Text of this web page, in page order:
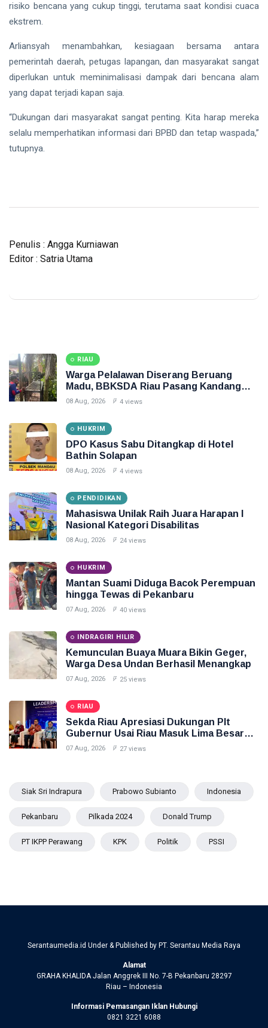
risiko bencana yang cukup tinggi, terutama saat kondisi cuaca
ekstrem.
Arliansyah menambahkan, kesiagaan bersama antara
pemerintah daerah, petugas lapangan, dan masyarakat sangat
diperlukan untuk meminimalisasi dampak dari bencana alam
yang dapat terjadi kapan saja.
“Dukungan dari masyarakat sangat penting. Kita harap mereka
selalu memperhatikan informasi dari BPBD dan tetap waspada,”
tutupnya.
Penulis : Angga Kurniawan
Editor : Satria Utama
RIAU
Warga Pelalawan Diserang Beruang
Madu, BBKSDA Riau Pasang Kandang
Jebak
08 Aug, 2026 4 views
HUKRIM
DPO Kasus Sabu Ditangkap di Hotel
Bathin Solapan
08 Aug, 2026 4 views
PENDIDIKAN
Mahasiswa Unilak Raih Juara Harapan I
Nasional Kategori Disabilitas
08 Aug, 2026 24 views
HUKRIM
Mantan Suami Diduga Bacok Perempuan
hingga Tewas di Pekanbaru
07 Aug, 2026 40 views
INDRAGIRI HILIR
Kemunculan Buaya Muara Bikin Geger,
Warga Desa Undan Berhasil Menangkap
07 Aug, 2026 25 views
RIAU
Sekda Riau Apresiasi Dukungan Plt
Gubernur Usai Riau Masuk Lima Besar
ADLG Awards 2026
07 Aug, 2026 27 views
Siak Sri Indrapura Prabowo Subianto Indonesia
Pekanbaru Pilkada 2024 Donald Trump
PT IKPP Perawang KPK Politik PSSI
Serantaumedia.id Under & Published by PT. Serantau Media Raya
Alamat
GRAHA KHALIDA Jalan Anggrek III No. 7-B Pekanbaru 28297
Riau – Indonesia
Informasi Pemasangan Iklan Hubungi
0821 3221 6088